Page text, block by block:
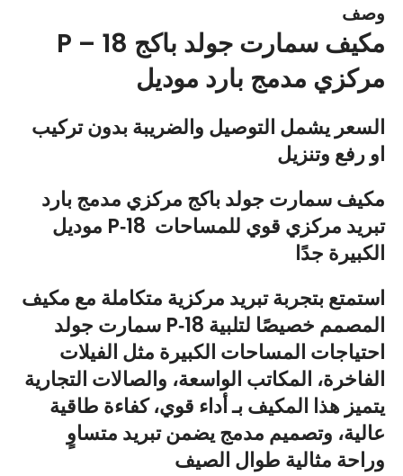
وصف
P – 18 مكيف سمارت جولد باكج
مركزي مدمج بارد موديل
السعر يشمل التوصيل والضريبة بدون تركيب
او رفع وتنزيل
موديل P‑18 تبريد مركزي قوي للمساحات
الكبيرة جدًا
استمتع بتجربة تبريد مركزية متكاملة مع مكيف
سمارت جولد P‑18 المصمم خصيصًا لتلبية
احتياجات المساحات الكبيرة مثل الفيلات
الفاخرة، المكاتب الواسعة، والصالات التجارية
يتميز هذا المكيف بـ أداء قوي، كفاءة طاقية
عالية، وتصميم مدمج يضمن تبريد متساوٍ
وراحة مثالية طوال الصيف